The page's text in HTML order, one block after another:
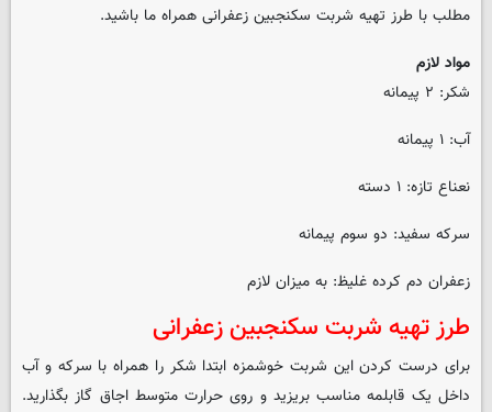
مطلب با طرز تهیه شربت سکنجبین زعفرانی همراه ما باشید.
مواد لازم
شکر: ۲ پیمانه
آب: ۱ پیمانه
نعناع تازه: ۱ دسته
سرکه سفید: دو سوم پیمانه
زعفران دم کرده غلیظ: به میزان لازم
طرز تهیه شربت سکنجبین زعفرانی
برای درست کردن این شربت خوشمزه ابتدا شکر را همراه با سرکه و آب
داخل یک قابلمه مناسب بریزید و روی حرارت متوسط اجاق گاز بگذارید.